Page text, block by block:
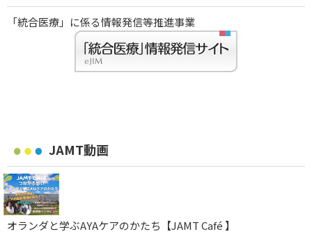
「統合医療」に係る情報発信等推進事業
JAMT動画
オランダと学ぶAYAケアのかたち【JAMT Café 】